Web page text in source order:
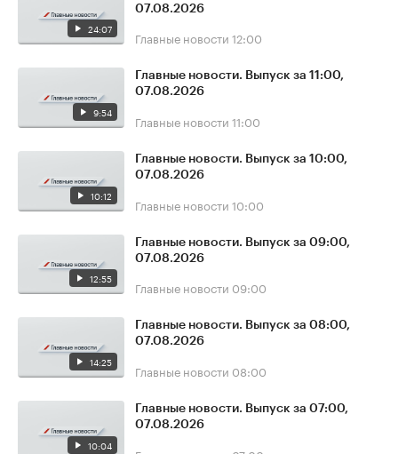
24:07
07.08.2026
Главные новости 12:00
9:54
Главные новости. Выпуск за 11:00,
07.08.2026
Главные новости 11:00
10:12
Главные новости. Выпуск за 10:00,
07.08.2026
Главные новости 10:00
12:55
Главные новости. Выпуск за 09:00,
07.08.2026
Главные новости 09:00
14:25
Главные новости. Выпуск за 08:00,
07.08.2026
Главные новости 08:00
10:04
Главные новости. Выпуск за 07:00,
07.08.2026